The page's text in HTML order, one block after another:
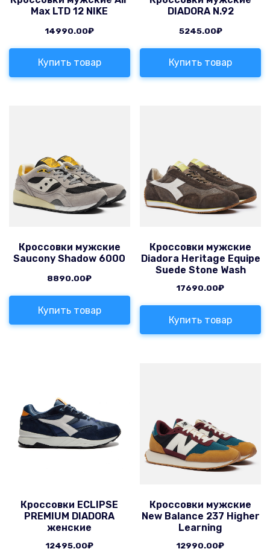
Max LTD 12 NIKE
14990.00₽
Купить товар
DIADORA N.92
5245.00₽
Купить товар
Кроссовки мужские
Saucony Shadow 6000
8890.00₽
Купить товар
Кроссовки мужские
Diadora Heritage Equipe
Suede Stone Wash
17690.00₽
Купить товар
Кроссовки ECLIPSE
PREMIUM DIADORA
женские
12495.00₽
Кроссовки мужские
New Balance 237 Higher
Learning
12990.00₽